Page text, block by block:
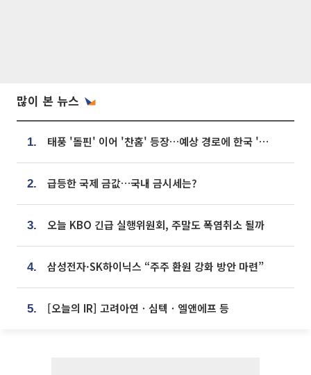
많이 본 뉴스
1. 태풍 '돌핀' 이어 '찬홈' 등장…예상 경로에 한국 '한숨'
2. 급등한 국제 금값…국내 금시세는?
3. 오늘 KBO 긴급 실행위원회, 주말도 폭염취소 될까
4. 삼성전자·SK하이닉스 “주주 환원 강화 방안 마련”
5. [오늘의 IR] 고려아연ㆍ심텍ㆍ엘앤에프 등